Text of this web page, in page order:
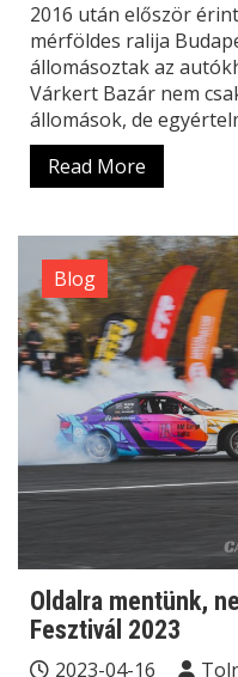
2016 után először
mérföldes ralija
állomásoztak az
Várkert Bazár nem
állomások, de
Read More
Blog
Oldalra mentünk,
Fesztivál 2023
2023-04-16